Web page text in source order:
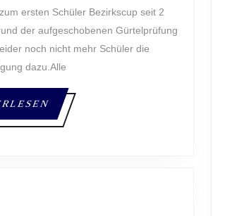
ersten Schüler Bezirkscup seit 2
der aufgeschobenen Gürtelprüfung
noch nicht mehr Schüler die
dazu.Alle
WEITERLESEN